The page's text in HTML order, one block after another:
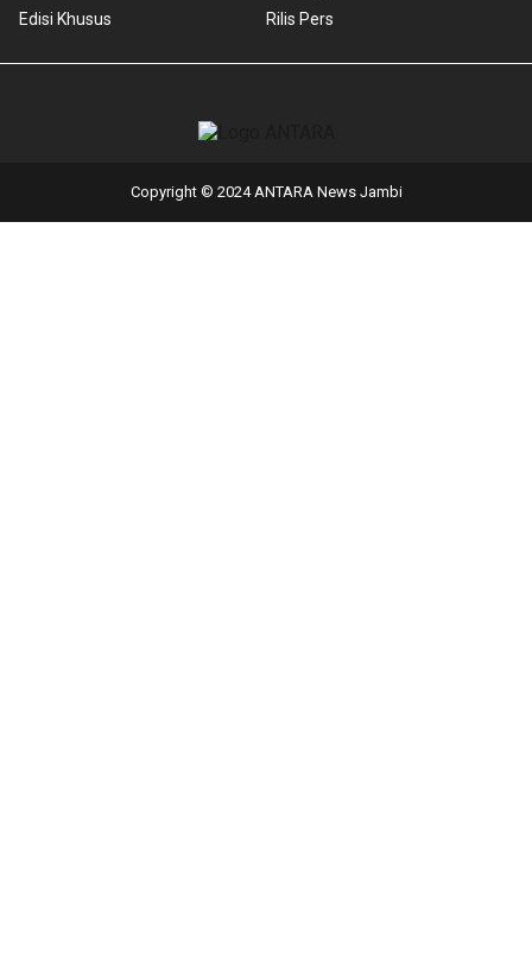
Edisi Khusus
Rilis Pers
Copyright © 2024 ANTARA News Jambi